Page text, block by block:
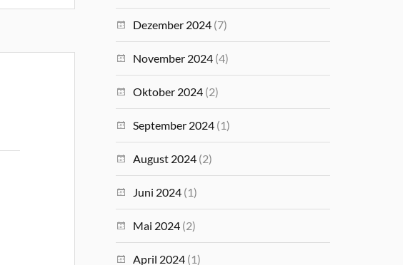
Dezember 2024 (7)
November 2024 (4)
Oktober 2024 (2)
September 2024 (1)
August 2024 (2)
Juni 2024 (1)
Mai 2024 (2)
April 2024 (1)